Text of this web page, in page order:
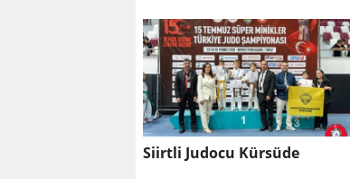
Siirtli Judocu Kürsüde